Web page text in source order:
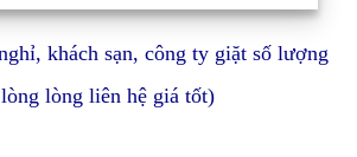
khách sạn, công ty giặt số lượng
lòng liên hệ giá tốt)